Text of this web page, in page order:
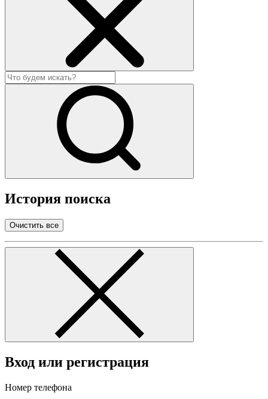
История поиска
Очистить все
Вход или регистрация
Номер телефона